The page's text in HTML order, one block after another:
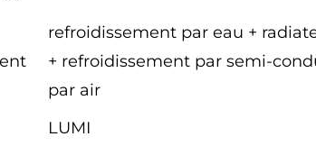
refroidissement par eau +
+ refroidissement par semi-
par air
LUMI